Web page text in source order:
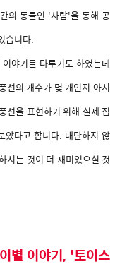
의 동물인 '사람'을 통해 공
습니다.
야기를 다루기도 하였는데
선의 개수가 몇 개인지 아시
선을 표현하기 위해 실제 집
았다고 합니다. 대단하지 않
시는 것이 더 재미있으실 것
별 이야기, '토이스